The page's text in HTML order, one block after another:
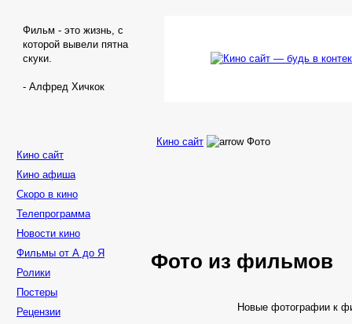
Фильм - это жизнь, с
которой вывели пятна
скуки.
- Алфред Хичкок
Кино сайт
Кино афиша
Скоро в кино
Телепрограмма
Новости кино
Фильмы от А до Я
Ролики
Постеры
Рецензии
Кино сайт Фото
Фото из фильмов
Новые фотографии к